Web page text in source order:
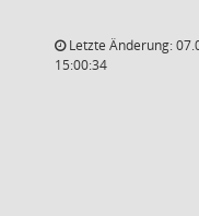
Letzte Änderung:
15:00:34